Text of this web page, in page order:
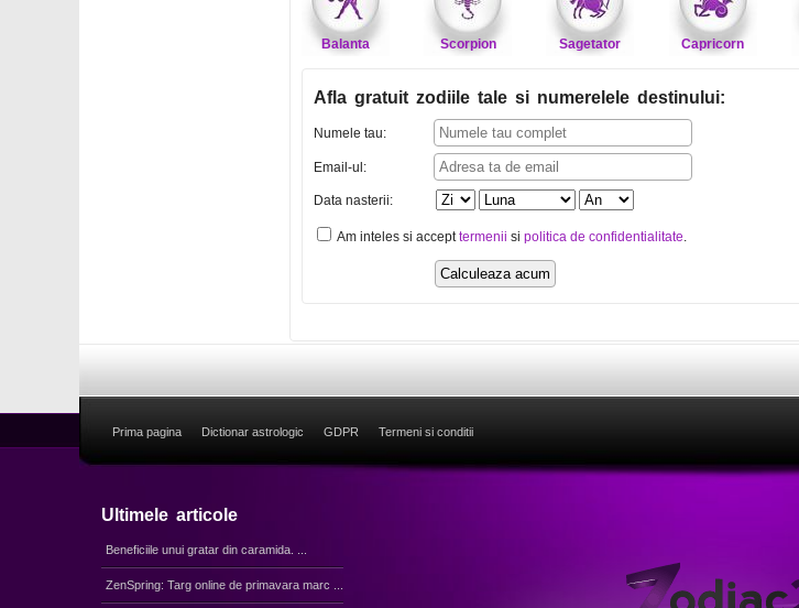
Balanta Scorpion Sagetator Capricorn
Afla gratuit zodiile tale si numerelele destinului:
Numele tau:
Email-ul:
Data nasterii:
Am inteles si accepttermenii si politica de confidentialitate
Prima pagina Dictionar astrologic GDPR Termeni si conditii
Ultimele articole
Beneficiile unui gratar din caramida. ...
ZenSpring: Targ online de primavara marc ...